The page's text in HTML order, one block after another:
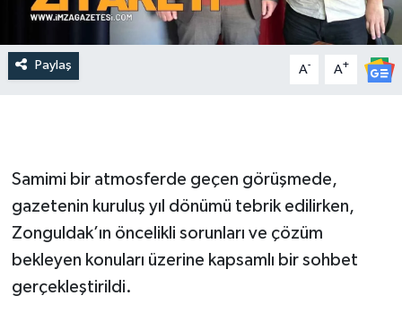
Paylaş A- A+
Samimi bir atmosferde geçen görüşmede,
gazetenin kuruluş yıl dönümü tebrik edilirken,
Zonguldak’ın öncelikli sorunları ve çözüm
bekleyen konuları üzerine kapsamlı bir sohbet
gerçekleştirildi.